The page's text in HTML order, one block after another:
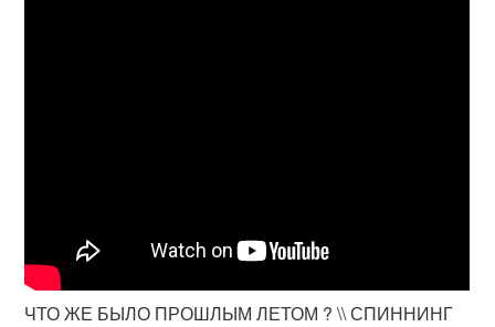
ЧТО ЖЕ БЫЛО ПРОШЛЫМ ЛЕТОМ ? \\ СПИННИНГ